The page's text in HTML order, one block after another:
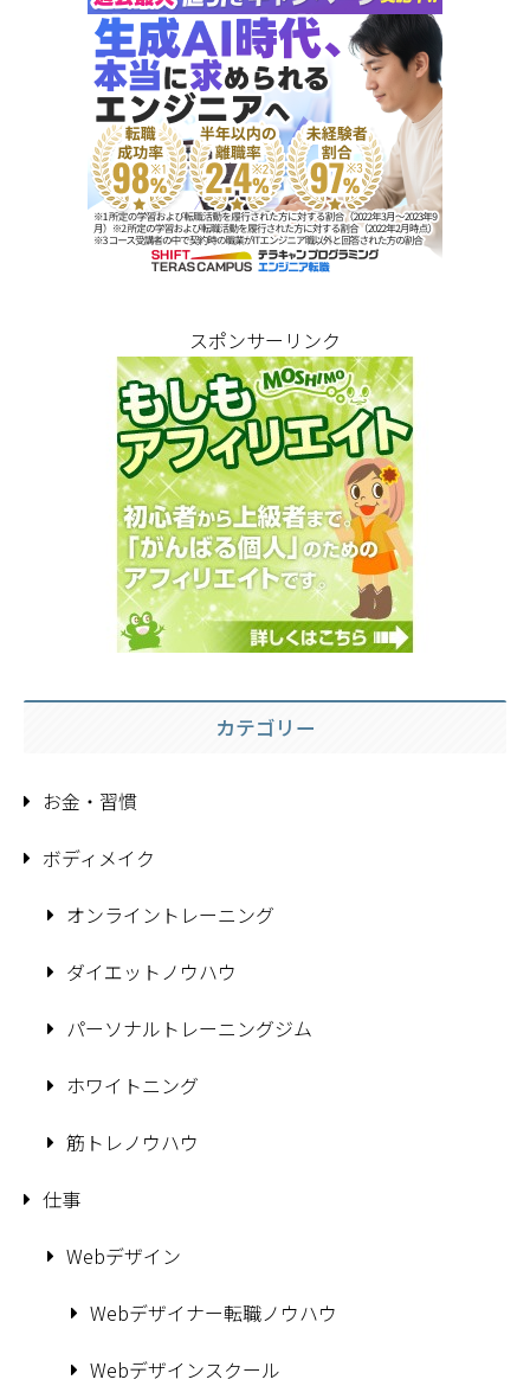
スポンサーリンク
カテゴリー
お金・習慣
ボディメイク
オンライントレーニング
ダイエットノウハウ
パーソナルトレーニングジム
ホワイトニング
筋トレノウハウ
仕事
Webデザイン
Webデザイナー転職ノウハウ
Webデザインスクール